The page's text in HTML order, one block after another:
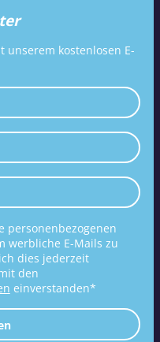
kostenlosen E-
personenbezogenen
werbliche E-Mails zu
dies jederzeit
den
einverstanden*